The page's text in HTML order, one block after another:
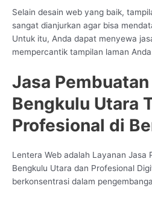
Selain desain web yang baik,
sangat dianjurkan agar bisa
Untuk itu, Anda dapat menyewa
mempercantik tampilan laman
Jasa
Bengkulu Utara
Profesional di
Lentera Web adalah Layanan Jasa
Bengkulu Utara dan Profesional
berkonsentrasi dalam